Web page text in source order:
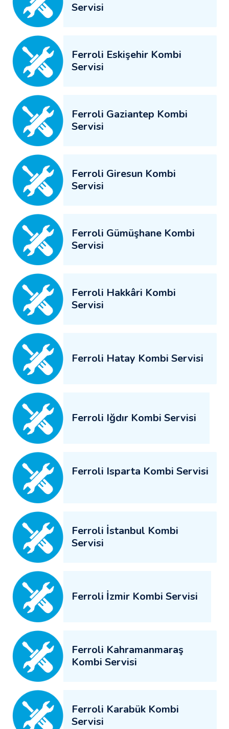
Servisi
Ferroli Eskişehir Kombi
Servisi
Ferroli Gaziantep Kombi
Servisi
Ferroli Giresun Kombi
Servisi
Ferroli Gümüşhane Kombi
Servisi
Ferroli Hakkâri Kombi
Servisi
Ferroli Hatay Kombi Servisi
Ferroli Iğdır Kombi Servisi
Ferroli Isparta Kombi Servisi
Ferroli İstanbul Kombi
Servisi
Ferroli İzmir Kombi Servisi
Ferroli Kahramanmaraş
Kombi Servisi
Ferroli Karabük Kombi
Servisi